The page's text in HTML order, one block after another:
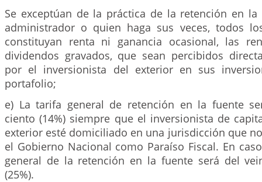
Se exceptúan de la práctica de la retención en
administrador o quien haga sus veces, todos
constituyan renta ni ganancia ocasional, las
dividendos gravados, que sean percibidos
por el inversionista del exterior en sus
portafolio;
e) La tarifa general de retención en la fuente
ciento (14%) siempre que el inversionista de
exterior esté domiciliado en una jurisdicción que
el Gobierno Nacional como Paraíso Fiscal. En
general de la retención en la fuente será del
(25%).